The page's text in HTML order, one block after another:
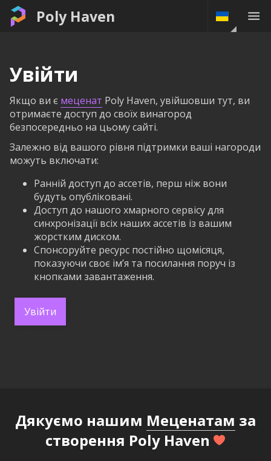
Poly Haven
Увійти
Якщо ви є меценат Poly Haven, увійшовши тут, ви
отримаєте доступ до своїх винагород
безпосередньо на цьому сайті.
Залежно від вашого рівня підтримки ваші нагороди
можуть включати:
Ранній доступ до ассетів, перш ніж вони
будуть опубліковані.
Доступ до нашого хмарного сервісу для
синхронізації всіх наших ассетів із вашим
жорстким диском.
Спонсоруйте ресурс постійно щомісяця,
показуючи своє ім’я та посилання поруч із
кнопками завантаження.
Увійти
Дякуємо нашим Меценатам за
створення Poly Haven